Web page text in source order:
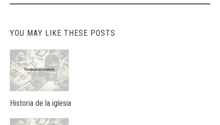
YOU MAY LIKE THESE POSTS
Historia de la iglesia